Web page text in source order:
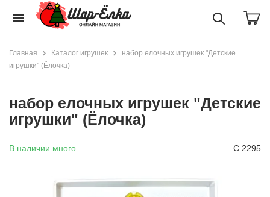
menu
Главная Каталог игрушек
набор елочных игрушек "Детские
игрушки" (Ёлочка)
набор елочных игрушек "Детские
игрушки" (Ёлочка)
В наличии много С 2295